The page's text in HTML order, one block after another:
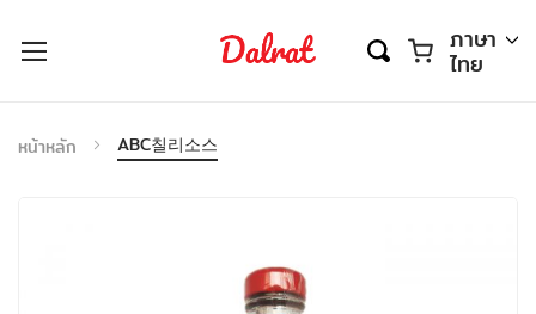
ตะกร้าภาษา
ไทย
หน้าหลัก ABC칠리소스